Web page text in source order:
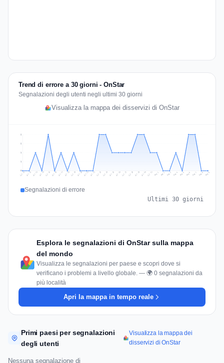
Trend di errore a 30 giorni - OnStar
Segnalazioni degli utenti negli ultimi 30 giorni
Visualizza la mappa dei disservizi di OnStar
1
1
2
2
Jul 11 Jul 12 Jul 13 Jul 14 Jul 15 Jul 16 Jul 17 Jul 18 Jul 19 Jul 20 Jul 21 Jul 22 Jul 23 Jul 24 Jul 25 Jul 26 Jul 27 Jul 28 Jul 29 Jul 30 Jul 31 Aug 1 Aug 2 Aug 3 Aug 4 Aug 5 Aug 6 Aug 7 Aug 8 Aug 9
Segnalazioni di errore
Ultimi 30 giorni
Esplora le segnalazioni di OnStar sulla mappa
del mondo
Visualizza le segnalazioni per paese e scopri dove si
verificano i problemi a livello globale. — 🌍 0 segnalazioni da
più località
Apri la mappa in tempo reale
Primi paesi per segnalazioni
degli utenti
Visualizza la mappa dei
disservizi di OnStar
Nessuna segnalazione di